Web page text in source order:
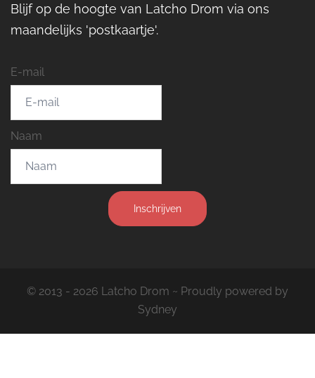
Blijf op de hoogte van Latcho Drom via ons
maandelijks 'postkaartje'.
E-mail
Naam
Inschrijven
© 2013 - 2026 Latcho Drom ~ Proudly powered by
Sydney